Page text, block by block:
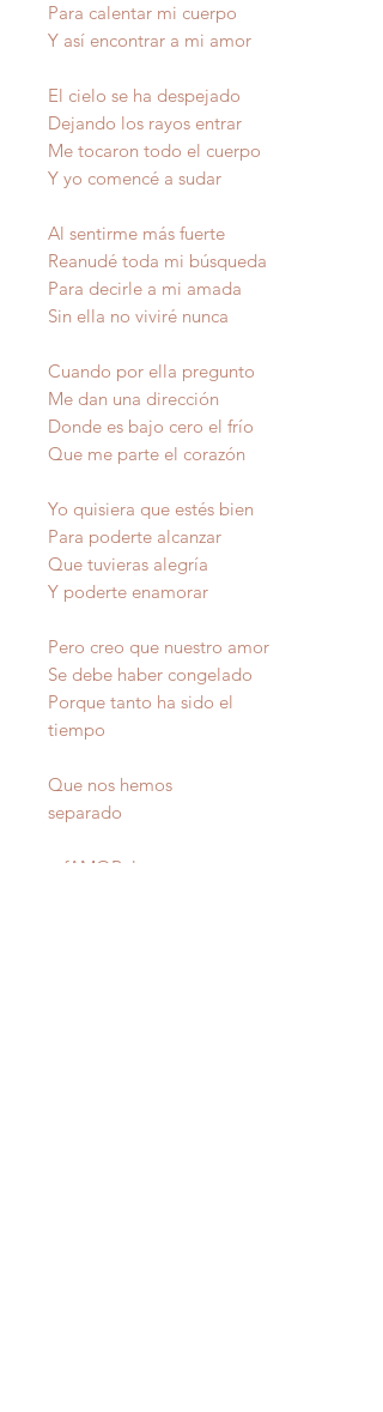
Para calentar mi cuerpo
Y así encontrar a mi amor
El cielo se ha despejado
Dejando los rayos entrar
Me tocaron todo el cuerpo
Y yo comencé a sudar
Al sentirme más fuerte
Reanudé toda mi búsqueda
Para decirle a mi amada
Sin ella no viviré nunca
Cuando por ella pregunto
Me dan una dirección
Donde es bajo cero el frío
Que me parte el corazón
Yo quisiera que estés bien
Para poderte alcanzar
Que tuvieras alegría
Y poderte enamorar
Pero creo que nuestro amor
Se debe haber congelado
Porque tanto ha sido el
tiempo
Que nos hemos
separado
rafAMOR ales